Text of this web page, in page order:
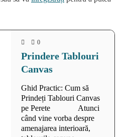
0
Prindere Tablouri
Canvas
Ghid Practic: Cum să
Prindeți Tablouri Canvas
pe Perete Atunci
când vine vorba despre
amenajarea interioară,